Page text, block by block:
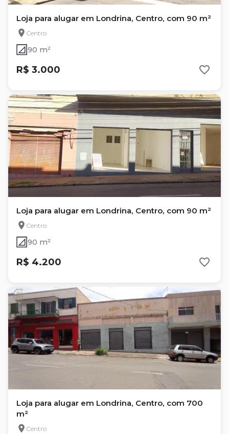
Loja para alugar em Londrina, Centro, com 90 m²
Centro
90 m²
R$ 3.000
Loja para alugar em Londrina, Centro, com 90 m²
Centro
90 m²
R$ 4.200
Loja para alugar em Londrina, Centro, com 700
m²
Centro